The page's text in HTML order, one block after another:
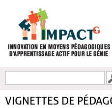
FORMULAIRE DE
VIGNETTES DE